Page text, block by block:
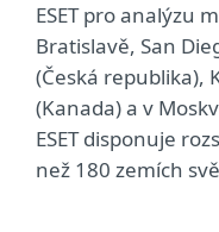
ESET pro analýzu
Bratislavě, San
(Česká republika),
(Kanada) a v
ESET disponuje
než 180 zemích